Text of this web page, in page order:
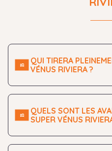
QUI TIRERA
VÉNUS RIVIERA ?
QUELS SONT LES
SUPER VÉNUS